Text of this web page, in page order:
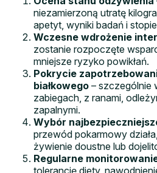
niezamierzoną utratę
apetyt, wyniki badań i
Wczesne wdrożenie
zostanie rozpoczęte
mniejsze ryzyko powikłań.
Pokrycie
białkowego – szczególnie
zabiegach, z ranami,
zapalnymi.
Wybór
przewód pokarmowy
żywienie doustne lub
Regularne